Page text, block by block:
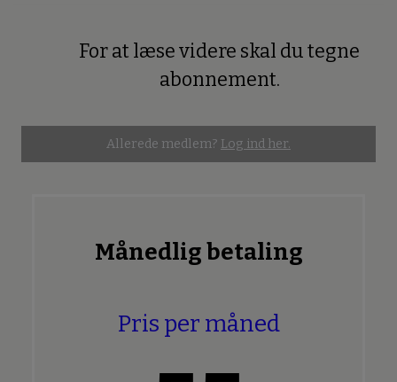
For at læse videre skal du tegne
abonnement.
Allerede medlem? Log ind her.
Månedlig betaling
Pris per måned